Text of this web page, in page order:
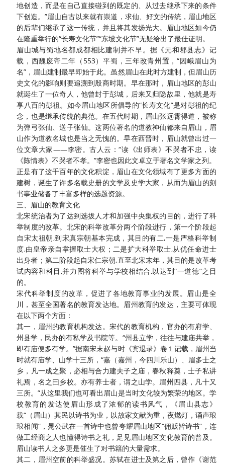
地创造，而是在自己直接碰到的既定的、从过去继承下来的条件
下创造。”眉山自古以来就有崇道，求仙、好文的传统，眉山地区
的后辈们继承了这一传统，并且将其发扬光大。眉山地区如今仍
在隆重举行的“长寿文化节”“东坡文化节”无疑给出了最佳证明。
眉山城与蜀地名都成都相比建制并不早。据《元和郡县志》记
载，西魏废帝二年（ 553）平蜀，三年改青州置，“因峨眉山为
名”，眉山建制最早即始于此。虽然眉山在此时方建制，但眉山历
史文化的影响则要追溯到殷商时期。早在那时，眉山地区的彭山
就诞生了一位奇人，他曾封于彭城，后来又归隐故里，他就是寿
享八百的彭祖。如今眉山地区所倡导的“长寿文化”是对彭祖的纪
念，也是继承传统的典范。在五代时期，眉山张远霄得道，被称
为弹弓张仙、送子张仙。这两位著名的道教神仙都来自眉山，眉
山作为道教名城也是当之无愧的。早在西晋时，眉山就曾出过一
位文章大家——李密。古人云：“读《出师表》不哭者不忠，读
《陈情表》不哭者不孝。”李密也因此文卓立于著名文学家之列。
正是有了这千百年的文化积淀，眉山在文化领域有了更多方面的
建树，诞生了许多名载史册的文学及史学大家，从而为眉山的刻
书事业储备了丰富多样的选题资源。
三、眉山的教育文化
北宋统治者为了达到选拔人才和加强中央集权的目的，进行了科
举制度的改革。北宋的科举改革分两个阶段进行，第一个阶段起
自宋太祖朝,到宋真宗朝基本完成，其目的有二,一是严格科举制
度,由皇帝亲自掌握取士大权；二是扩大科举取士,从优任命进士
出身者；第二阶段起自宋仁宗朝,直至北宋末年，其目的是改革考
试内容和科目,并力图将科举与学校相结合,以达到“一道德”之目
的。
宋代科举制度的改革，促进了各地教育事业的发展。眉山是全
川，甚至全国著名的教育发达地。眉州教育的发达，主要可体现
在以下两个方面：
其一，眉州的教育机构发达。宋代的教育机构，官办的有府学、
州县学，民办的有私学及书院等。 “州县立学，往往与建庙共举，
即有庙便多有学。”据南宋末赵与时《宾退录》卷１记载，眉州当
时就有庙学、山学十三所，“嘉（嘉州，今四川乐山）、眉多士之
乡，凡一成之聚，必相与合力建夫子之庙，春秋释奠，士子私讲
礼焉，名之曰乡校。亦有养士者，谓之山学。眉州四县，凡十又
三所。”从这里我们也可看出眉山是当时文化较为繁荣的地区。学
校教育的发达使眉山形成了浓郁的读书风气，《眉山县志》
载“（眉山）其民以诗书为业，以故家文献为重，夜燃灯，诵声琅
琅相闻”，晁公武在一首诗中也曾夸耀眉山地区“佣贩皆诗书”，连
做工经商之人也懂得诗书之礼，足见眉山地区文化教育的普及。
眉山读书人之多更是催生了对书籍的大量需求。
其二，眉州空前的科举盛况。苏轼在进士及第之后，曾作《谢范